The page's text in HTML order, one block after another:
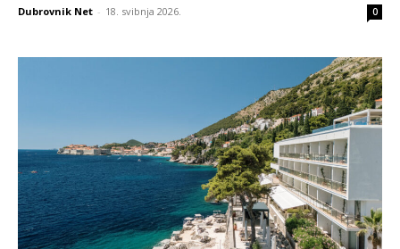
Dubrovnik Net - 18. svibnja 2026. 0